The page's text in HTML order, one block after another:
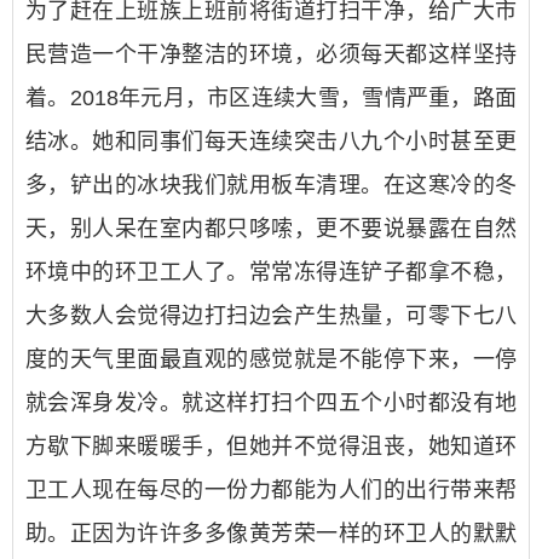
为了赶在上班族上班前将街道打扫干净，给广大市
民营造一个干净整洁的环境，必须每天都这样坚持
着。2018年元月，市区连续大雪，雪情严重，路面
结冰。她和同事们每天连续突击八九个小时甚至更
多，铲出的冰块我们就用板车清理。在这寒冷的冬
天，别人呆在室内都只哆嗦，更不要说暴露在自然
环境中的环卫工人了。常常冻得连铲子都拿不稳，
大多数人会觉得边打扫边会产生热量，可零下七八
度的天气里面最直观的感觉就是不能停下来，一停
就会浑身发冷。就这样打扫个四五个小时都没有地
方歇下脚来暖暖手，但她并不觉得沮丧，她知道环
卫工人现在每尽的一份力都能为人们的出行带来帮
助。正因为许许多多像黄芳荣一样的环卫人的默默